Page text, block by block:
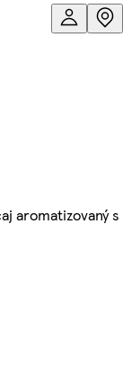
aromatizovaný